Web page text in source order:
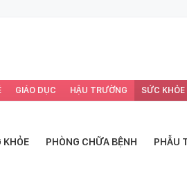
GIÁO DỤC HẬU TRƯỜNG SỨC KHỎE
KHỎE PHÒNG CHỮA BỆNH PHẪU